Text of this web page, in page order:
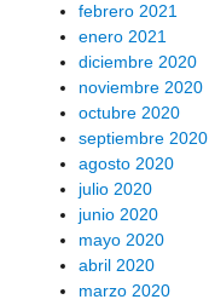
febrero 2021
enero 2021
diciembre 2020
noviembre 2020
octubre 2020
septiembre 2020
agosto 2020
julio 2020
junio 2020
mayo 2020
abril 2020
marzo 2020